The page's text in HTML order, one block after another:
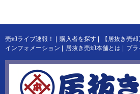
売却ライブ速報！ 購入者を探す 【居抜き売
インフォメーション
居抜き売却本舗とは プラ